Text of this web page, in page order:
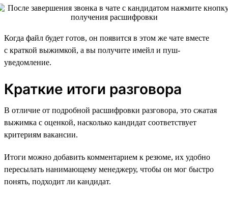
Когда файл будет готов, он появится в этом же чате вместе
с краткой выжимкой, а вы получите имейл и пуш-
уведомление.
Краткие итоги разговора
В отличие от подробной расшифровки разговора, это сжатая
выжимка с оценкой, насколько кандидат соответствует
критериям вакансии.
Итоги можно добавить комментарием к резюме, их удобно
пересылать нанимающему менеджеру, чтобы он мог быстро
понять, подходит ли кандидат.